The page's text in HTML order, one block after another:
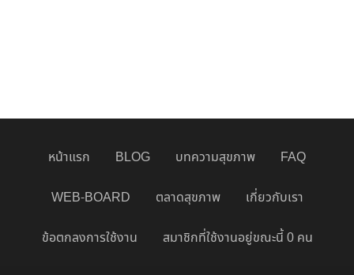
หน้าแรก BLOG บทความสุขภาพ FAQ
WEB-BOARD ตลาดสุขภาพ เกี่ยวกับเรา
ข้อตกลงการใช้งาน สมาชิกที่ใช้งานอยู่ขณะนี้ 0 คน